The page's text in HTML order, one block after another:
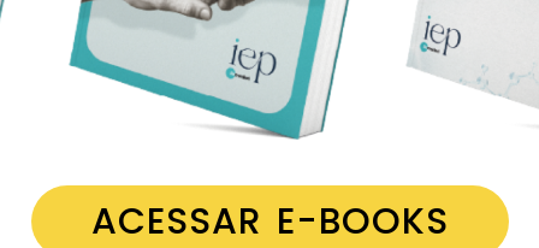
ACESSAR E-BOOKS